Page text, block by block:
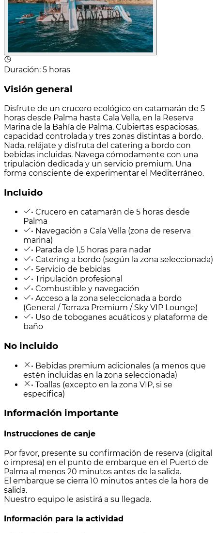
Duración: 5 horas
Visión general
Disfrute de un crucero ecológico en catamarán de 5
horas desde Palma hasta Cala Vella, en la Reserva
Marina de la Bahía de Palma. Cubiertas espaciosas,
capacidad controlada y tres zonas distintas a bordo.
Nada, relájate y disfruta del catering a bordo con
bebidas incluidas. Navega cómodamente con una
tripulación dedicada y un servicio premium. Una
forma consciente de experimentar el Mediterráneo.
Incluido
• Crucero en catamarán de 5 horas desde
Palma
• Navegación a Cala Vella (zona de reserva
marina)
• Parada de 1,5 horas para nadar
• Catering a bordo (según la zona seleccionada)
• Servicio de bebidas
• Tripulación profesional
• Combustible y navegación
• Acceso a la zona seleccionada a bordo
(General / Terraza Premium / Sky VIP Lounge)
• Uso de toboganes acuáticos y plataforma de
baño
No incluido
• Bebidas premium adicionales (a menos que
estén incluidas en la zona seleccionada)
• Toallas (excepto en la zona VIP, si se
especifica)
Información importante
Instrucciones de canje
Por favor, presente su confirmación de reserva (digital
o impresa) en el punto de embarque en el Puerto de
Palma al menos 20 minutos antes de la salida.
El embarque se cierra 10 minutos antes de la hora de
salida.
Nuestro equipo le asistirá a su llegada.
Información para la actividad